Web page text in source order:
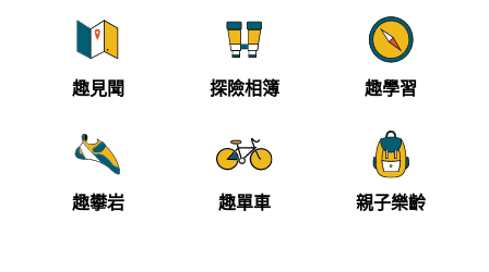
趣見聞 探險相簿 趣學習
趣攀岩 趣單車 親子樂齡